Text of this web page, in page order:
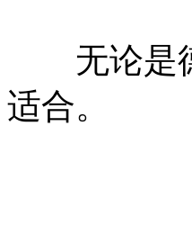
无论是德
适合。